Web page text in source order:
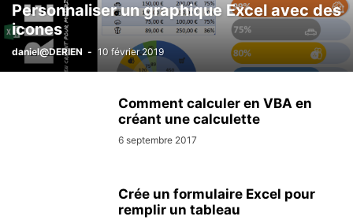
Personnaliser un graphique Excel avec des
icones
daniel@DERIEN - 10 février 2019
Comment calculer en VBA en
créant une calculette
6 septembre 2017
Crée un formulaire Excel pour
remplir un tableau